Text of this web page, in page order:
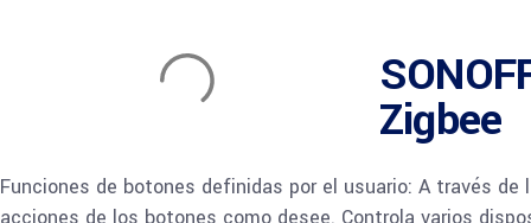
Zigbee
Funciones de botones definidas por el usuario: A través